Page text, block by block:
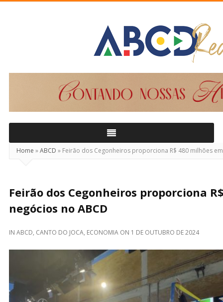
Home »ABCD » Feirão dos Cegonheiros proporciona R$ 480 milhões
Feirão dos Cegonheiros proporciona
negócios no ABCD
IN ABCD, CANTO DO JOCA, ECONOMIA ON 1 DE OUTUBRO DE 2024